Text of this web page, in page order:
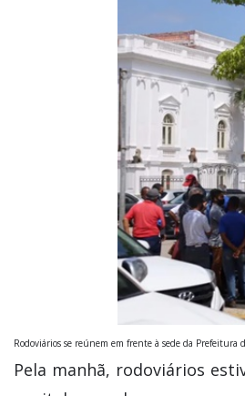
Rodoviários se reúnem em frente à sede da
Pela manhã, rodoviários